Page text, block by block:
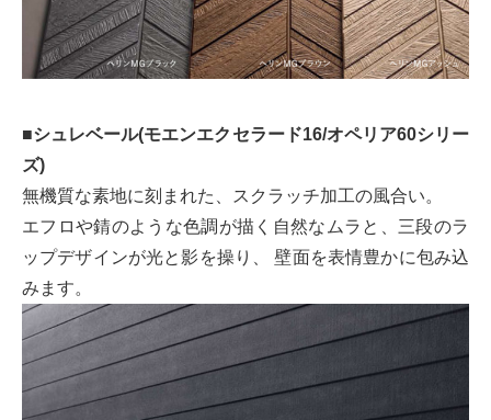
■シュレベール(モエンエクセラード16/オペリア60シリー
ズ)
無機質な素地に刻まれた、スクラッチ加工の風合い。
エフロや錆のような色調が描く自然なムラと、三段のラ
ップデザインが光と影を操り、 壁面を表情豊かに包み込
みます。